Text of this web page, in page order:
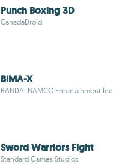
Punch Boxing 3D
CanadaDroid
BIMA-X
BANDAI NAMCO Entertainment Inc
Sword Warriors Fight
Standard Games Studios